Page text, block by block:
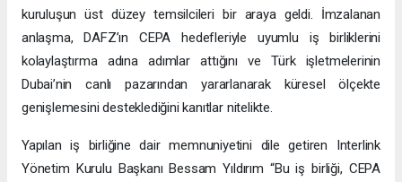
kuruluşun üst düzey temsilcileri bir araya geldi. İmzalanan
anlaşma, DAFZ’ın CEPA hedefleriyle uyumlu iş birliklerini
kolaylaştırma adına adımlar attığını ve Türk işletmelerinin
Dubai’nin canlı pazarından yararlanarak küresel ölçekte
genişlemesini desteklediğini kanıtlar nitelikte.
Yapılan iş birliğine dair memnuniyetini dile getiren Interlink
Yönetim Kurulu Başkanı Bessam Yıldırım “Bu iş birliği, CEPA